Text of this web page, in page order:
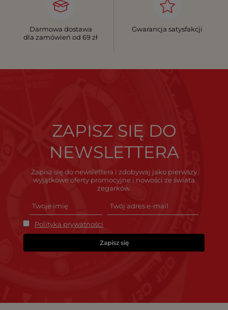
Darmowa dostawa
dla zamówień od 69 zł
Gwarancja satysfakcji
ZAPISZ SIĘ DO
NEWSLETTERA
Zapisz się do newslettera i zdobywaj jako pierwszy
wyjątkowe oferty promocyjne i nowości ze świata
zegarków.
Polityka prywatności
Zapisz się